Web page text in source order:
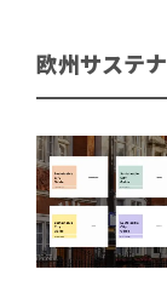
欧州サステ